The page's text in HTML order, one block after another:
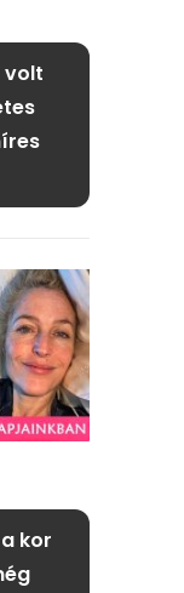
volt
kor